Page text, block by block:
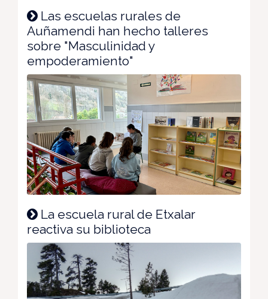
Las escuelas rurales de
Auñamendi han hecho talleres
sobre "Masculinidad y
empoderamiento"
La escuela rural de Etxalar
reactiva su biblioteca